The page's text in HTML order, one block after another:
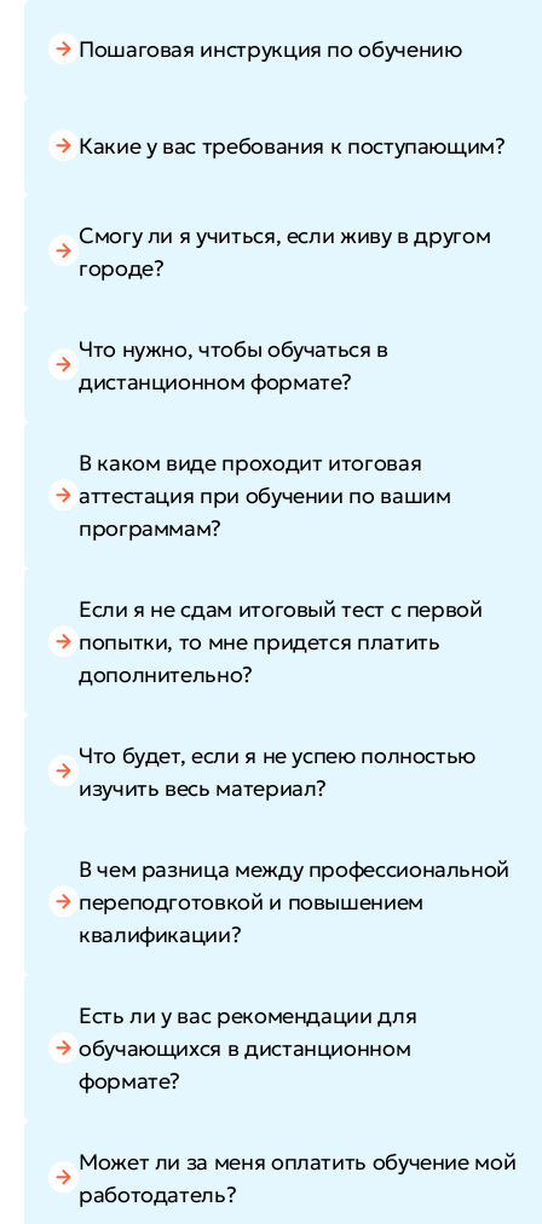
Пошаговая инструкция по обучению
Какие у вас требования к поступающим?
Смогу ли я учиться, если живу в другом
городе?
Что нужно, чтобы обучаться в
дистанционном формате?
В каком виде проходит итоговая
аттестация при обучении по вашим
программам?
Если я не сдам итоговый тест с первой
попытки, то мне придется платить
дополнительно?
Что будет, если я не успею полностью
изучить весь материал?
В чем разница между профессиональной
переподготовкой и повышением
квалификации?
Есть ли у вас рекомендации для
обучающихся в дистанционном
формате?
Может ли за меня оплатить обучение мой
работодатель?